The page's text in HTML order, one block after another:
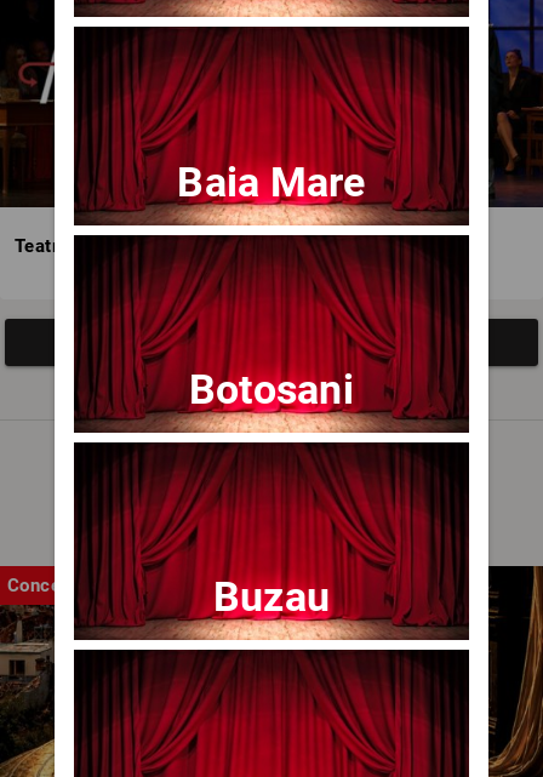
Teatrul Avangardia
Afisați mai multe evenimente
Noutăți
Concert
Baia Mare
Botosani
Buzau